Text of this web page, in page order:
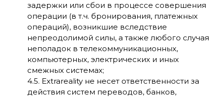
задержки или сбои в процессе совершения
операции (в т.ч. бронирования, платежных
операций), возникшие вследствие
непреодолимой силы, а также любого случая
неполадок в телекоммуникационных,
компьютерных, электрических и иных
смежных системах;
4.5. Extrareality не несет ответственности за
действия систем переводов, банков,